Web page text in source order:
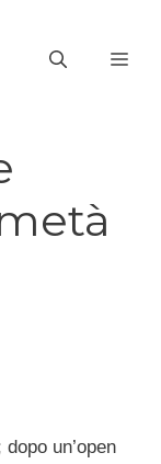
dopo un’open